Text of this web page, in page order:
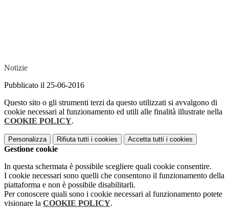
Notizie
Pubblicato il 25-06-2016
Questo sito o gli strumenti terzi da questo utilizzati si avvalgono di
cookie necessari al funzionamento ed utili alle finalità illustrate nella
COOKIE POLICY.
Personalizza Rifiuta tutti i cookies Accetta tutti i cookies
Gestione cookie
In questa schermata è possibile scegliere quali cookie consentire.
I cookie necessari sono quelli che consentono il funzionamento della
piattaforma e non è possibile disabilitarli.
Per conoscere quali sono i cookie necessari al funzionamento potete
visionare la COOKIE POLICY.